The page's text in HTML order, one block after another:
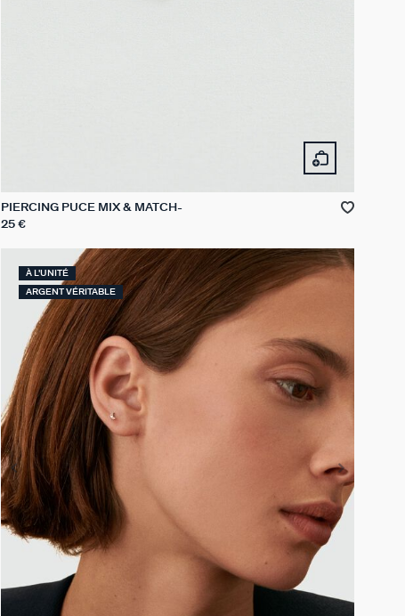
PIERCING PUCE MIX & MATCH
25 €
À L'UNITÉ
ARGENT VÉRITABLE